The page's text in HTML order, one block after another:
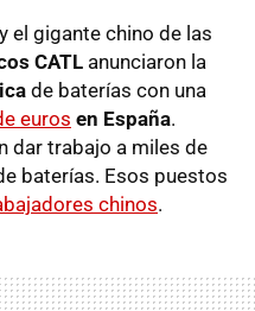
y el gigante chino de las
CATL anunciaron la
de baterías con una
euros en España.
dar trabajo a miles de
baterías. Esos puestos
chinos.